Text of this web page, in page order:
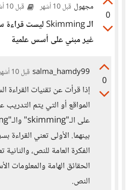
0
مجهول قبل 10 أشهر قبل 10 أشهر
الـSkimming ليست قراءة
غير مبني على أسس علمية
0
salma_hamdy99 قبل 10 أشهر
إذا قرأت عن تقنيات القراءة
المواقع أو التي يتم
بينهما. الأولى تعني
الفكرة العامة للنص،
الحقائق الهامة والمعلومات
النص.